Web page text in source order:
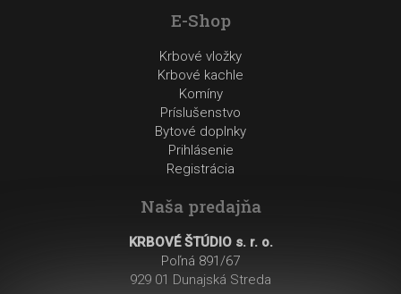
E-Shop
Krbové vložky
Krbové kachle
Komíny
Príslušenstvo
Bytové doplnky
Prihlásenie
Registrácia
Naša predajňa
KRBOVÉ ŠTÚDIO s. r. o.
Poľná 891/67
929 01 Dunajská Streda